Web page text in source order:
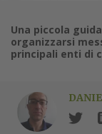
Una piccola
organizzarsi
principali enti di